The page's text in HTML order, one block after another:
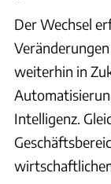
Der Wechsel
weiterhin in
Intelligenz.